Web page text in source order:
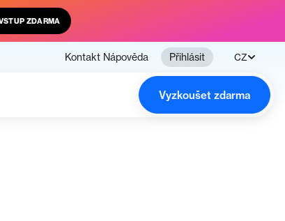
ZDARMA
Kontakt Nápověda Přihlásit CZ
Vyzkoušet zdarma